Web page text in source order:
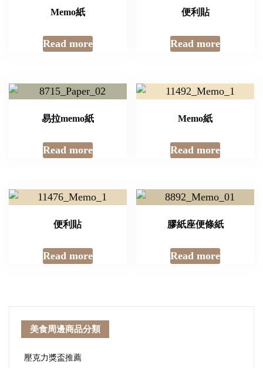
Memo紙
Read more
便利貼
Read more
易拉memo紙
Read more
Memo紙
Read more
便利貼
Read more
膠紙座便條紙
Read more
美食周邊商品分類
壓克力獎盃推薦